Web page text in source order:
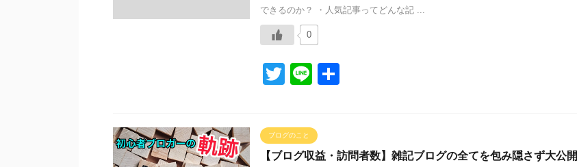
できるのか？ ・人気記事ってどんな記 ...
0
T
er
Li
ブログのこと
【ブログ収益・訪問者数】雑記ブログの全てを包み隠さず大公開